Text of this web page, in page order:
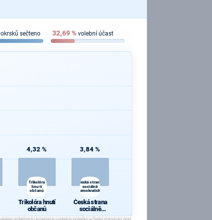
okrsků sečteno 32,69% volební účast
4,32 %
Trikolóra
hnutí
občanů
Trikolóra hnutí
občanů
3,84 %
Česká strana
sociálně
demokratická
Česká strana
sociálně
demokratická